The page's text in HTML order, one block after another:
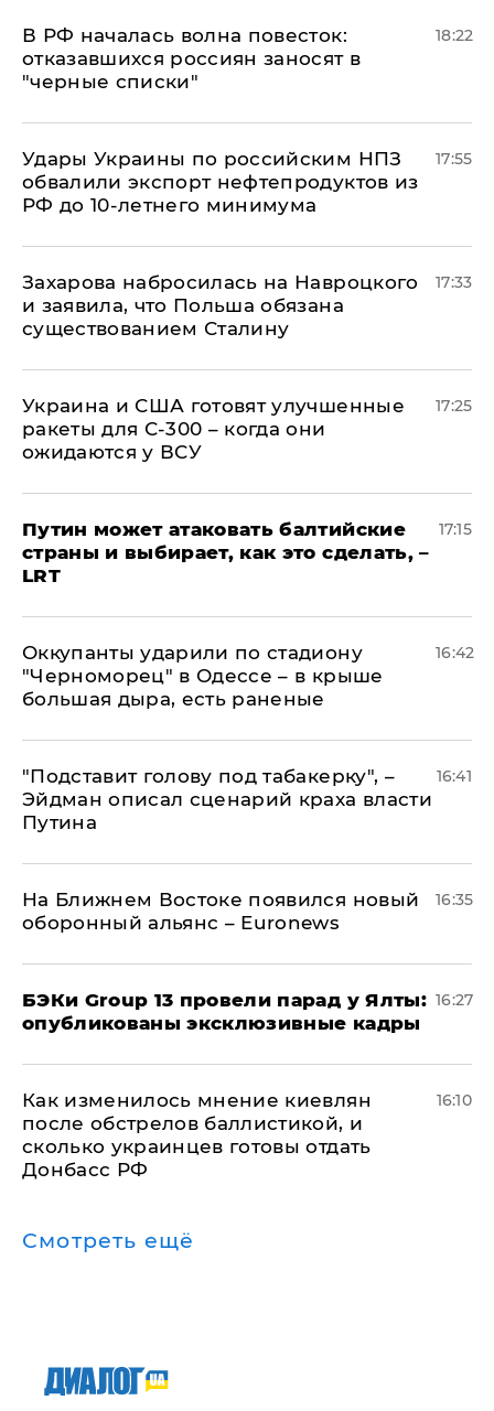
​В РФ началась волна повесток:
отказавшихся россиян заносят в
"черные списки"
18:22
Удары Украины по российским НПЗ
обвалили экспорт нефтепродуктов из
РФ до 10-летнего минимума
17:55
​Захарова набросилась на Навроцкого
и заявила, что Польша обязана
существованием Сталину
17:33
Украина и США готовят улучшенные
ракеты для С-300 – когда они
ожидаются у ВСУ
17:25
Путин может атаковать балтийские
страны и выбирает, как это сделать, –
LRT
17:15
Оккупанты ударили по стадиону
"Черноморец" в Одессе – в крыше
большая дыра, есть раненые
16:42
​"Подставит голову под табакерку", –
Эйдман описал сценарий краха власти
Путина
16:41
На Ближнем Востоке появился новый
оборонный альянс – Euronews
16:35
​БЭКи Group 13 провели парад у Ялты:
опубликованы эксклюзивные кадры
16:27
Как изменилось мнение киевлян
после обстрелов баллистикой, и
сколько украинцев готовы отдать
Донбасс РФ
16:10
Смотреть ещё